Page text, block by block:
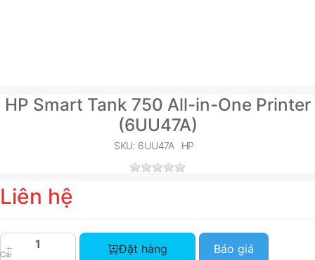
HP Smart Tank 750 All-in-One Printer
(6UU47A)
SKU: 6UU47A HP
Liên hệ
Cái
HP Smart Tank 750 All-in-One Printer
Đặt hàng Báo giá